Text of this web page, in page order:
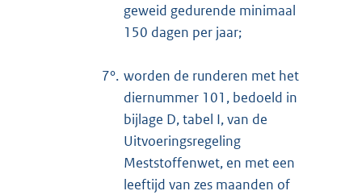
geweid gedurende minimaal
150 dagen per jaar;
7°. worden de runderen met het
diernummer 101, bedoeld in
bijlage D, tabel I, van de
Uitvoeringsregeling
Meststoffenwet, en met een
leeftijd van zes maanden of